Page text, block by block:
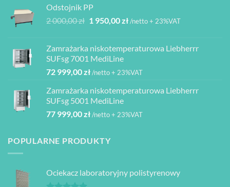
840,00 zł
080,00 zł
Odstojnik PP
2 000,00zł Pierwotna
2
000,00 zł.
1 950,00złAktualna
1
/netto + 23%VAT
Zamrażarka niskotemperaturowa Liebherrr
SUFsg 7001 MediLine
72 999,00zł/netto + 23%VAT
Zamrażarka niskotemperaturowa Liebherrr
SUFsg 5001 MediLine
77 999,00zł/netto + 23%VAT
POPULARNE PRODUKTY
Ociekacz laboratoryjny polistyrenowy